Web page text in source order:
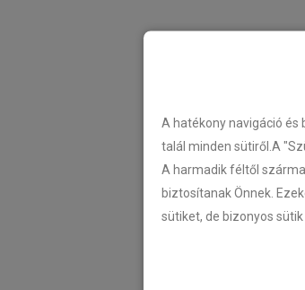
A hatékony navigáció
talál minden sütiről.A
A harmadik féltől
biztosítanak Önnek.
sütiket, de bizonyos